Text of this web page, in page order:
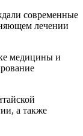
современные
лечении
медицины и
а также